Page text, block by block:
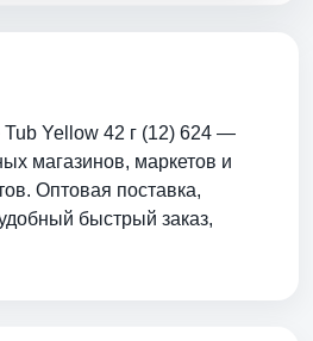
Yellow 42 г (12) 624 —
магазинов, маркетов и
Оптовая поставка,
быстрый заказ,